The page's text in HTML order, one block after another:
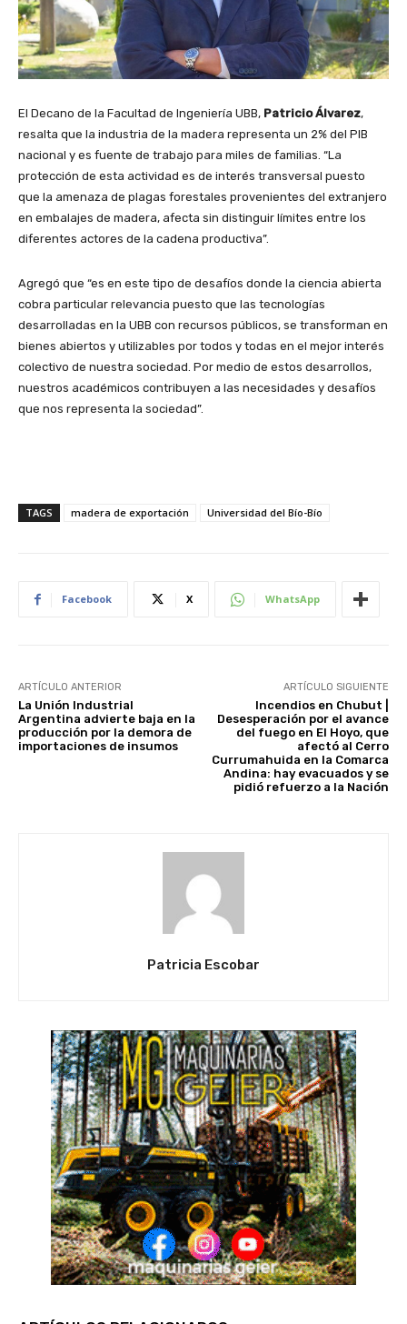
El Decano de la Facultad de Ingeniería UBB, Patricio Álvarez,
resalta que la industria de la madera representa un 2% del PIB
nacional y es fuente de trabajo para miles de familias. “La
protección de esta actividad es de interés transversal puesto
que la amenaza de plagas forestales provenientes del extranjero
en embalajes de madera, afecta sin distinguir límites entre los
diferentes actores de la cadena productiva”.
Agregó que “es en este tipo de desafíos donde la ciencia abierta
cobra particular relevancia puesto que las tecnologías
desarrolladas en la UBB con recursos públicos, se transforman en
bienes abiertos y utilizables por todos y todas en el mejor interés
colectivo de nuestra sociedad. Por medio de estos desarrollos,
nuestros académicos contribuyen a las necesidades y desafíos
que nos representa la sociedad”.
TAGS madera de exportación Universidad del Bío-Bío
Facebook X WhatsApp
ARTÍCULO ANTERIOR
La Unión Industrial
Argentina advierte baja en la
producción por la demora de
importaciones de insumos
ARTÍCULO SIGUIENTE
Incendios en Chubut |
Desesperación por el avance
del fuego en El Hoyo, que
afectó al Cerro
Currumahuida en la Comarca
Andina: hay evacuados y se
pidió refuerzo a la Nación
Patricia Escobar